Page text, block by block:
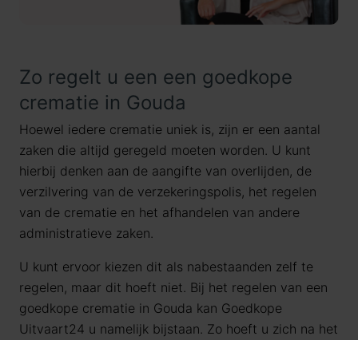
Zo regelt u een een goedkope
crematie in Gouda
Hoewel iedere crematie uniek is, zijn er een aantal
zaken die altijd geregeld moeten worden. U kunt
hierbij denken aan de aangifte van overlijden, de
verzilvering van de verzekeringspolis, het regelen
van de crematie en het afhandelen van andere
administratieve zaken.
U kunt ervoor kiezen dit als nabestaanden zelf te
regelen, maar dit hoeft niet. Bij het regelen van een
goedkope crematie in Gouda kan Goedkope
Uitvaart24 u namelijk bijstaan. Zo hoeft u zich na het